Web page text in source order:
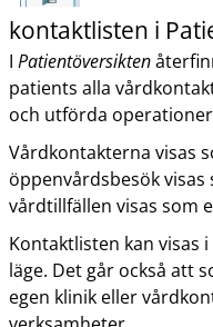
kontaktlisten i
I Patientöversikten
patients alla
och utförda
Vårdkontakterna visas
öppenvårdsbesök
vårdtillfällen visas som
Kontaktlisten kan visas
läge. Det går också att
egen klinik eller